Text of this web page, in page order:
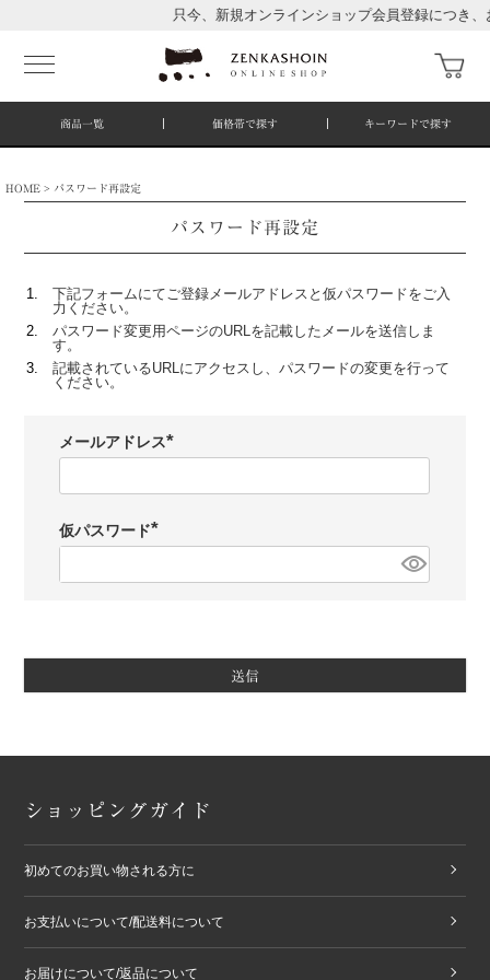
只今、新規オンラインショップ会員登録につき
商品一覧 価格帯で探す キーワードで探す
HOME パスワード再設定
パスワード再設定
下記フォームにてご登録メールアドレスと仮パスワードをご入
力ください。
パスワード変更用ページのURLを記載したメールを送信しま
す。
記載されているURLにアクセスし、パスワードの変更を行って
ください。
メールアドレス
(
仮パスワード
(
送信
ショッピングガイド
初めてのお買い物される方に
お支払いについて/配送料について
お届けについて/返品について